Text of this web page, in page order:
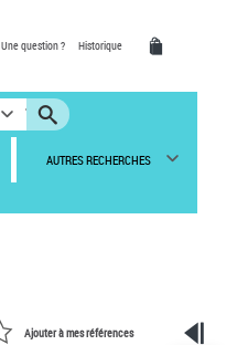
Une question ? Historique
AUTRES RECHERCHES
Ajouter à mes références